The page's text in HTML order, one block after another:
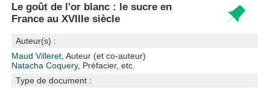
Le goût de l'or blanc : le sucre en
France au XVIIIe siècle
Auteur(s) :
Maud Villeret , Auteur (et co-auteur)
Natacha Coquery, Préfacier, etc.
Type de document :